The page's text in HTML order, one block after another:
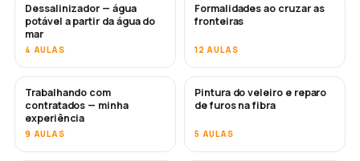
EM BREVE
Dessalinizador — água
potável a partir da água do
mar
4 AULAS
Formalidades ao cruzar as
fronteiras
12 AULAS
EM BREVE
Trabalhando com
contratados — minha
experiência
9 AULAS
EM BREVE
Pintura do veleiro e reparo
de furos na fibra
5 AULAS